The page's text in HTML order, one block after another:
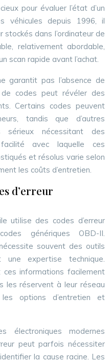
pour évaluer l’état d’un
véhicules depuis 1996, il
stockés dans l’ordinateur de
relativement abordable,
scan rapide avant l’achat.
garantit pas l’absence de
codes peut révéler des
Certains codes peuvent
tandis que d’autres
nécessitant des
avec laquelle ces
et résolus varie selon
les coûts d’entretien.
d’erreur
utilise des codes d’erreur
génériques OBD-II.
souvent des outils
expertise technique.
ces informations facilement
les réservent à leur réseau
options d’entretien et
électroniques modernes
peut parfois nécessiter
la cause racine. Les